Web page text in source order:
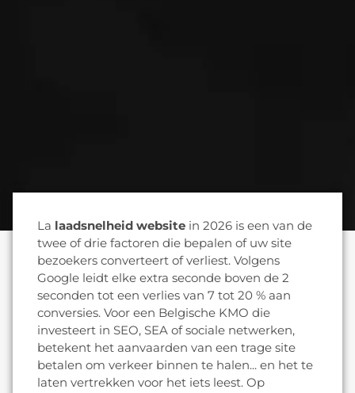
La laadsnelheid website in 2026 is een van de
twee of drie factoren die bepalen of uw site
bezoekers converteert of verliest. Volgens
Google leidt elke extra seconde boven de 2
seconden tot een verlies van 7 tot 20 % aan
conversies. Voor een Belgische KMO die
investeert in SEO, SEA of sociale netwerken,
betekent het aanvaarden van een trage site
betalen om verkeer binnen te halen... en het te
laten vertrekken voor het iets leest. Op